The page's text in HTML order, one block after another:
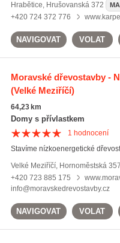
Hrabětice, Hrušovanská 372
+420 724 372 776
NAVIGOVAT VOLAT
Moravské dřevostavby -
(Velké Meziříčí)
64,23 km
Domy s přívlastkem
1 hodnocení
Stavíme nízkoenergetické
Velké Meziříčí, Hornoměstská 357
+420 723 885 175
info@moravskedrevostavby.cz
NAVIGOVAT VOLAT